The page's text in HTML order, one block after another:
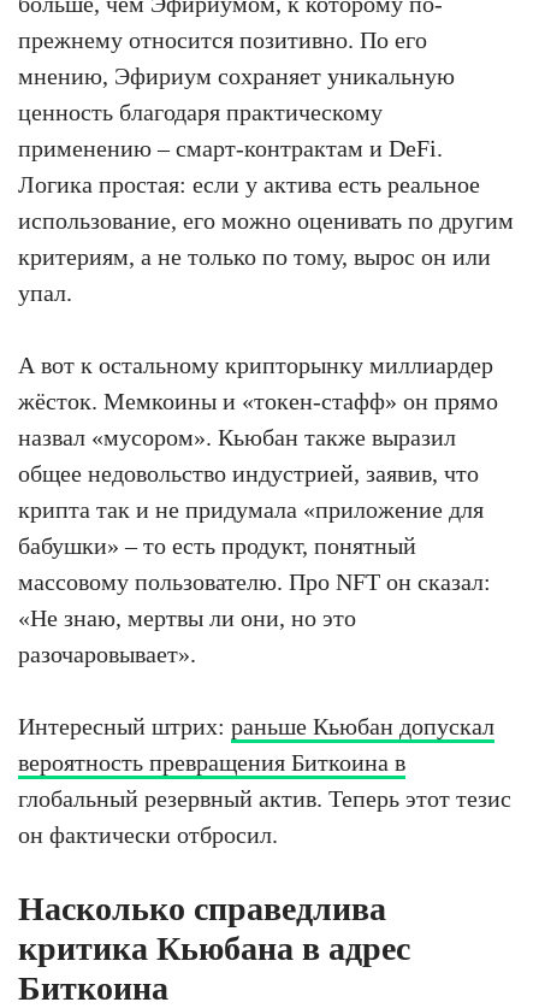
прежнему относится позитивно. По его
мнению, Эфириум сохраняет уникальную
ценность благодаря практическому
применению – смарт-контрактам и DeFi.
Логика простая: если у актива есть реальное
использование, его можно оценивать по другим
критериям, а не только по тому, вырос он или
упал.
А вот к остальному крипторынку миллиардер
жёсток. Мемкоины и «токен-стафф» он прямо
назвал «мусором». Кьюбан также выразил
общее недовольство индустрией, заявив, что
крипта так и не придумала «приложение для
бабушки» – то есть продукт, понятный
массовому пользователю. Про NFT он сказал:
«Не знаю, мертвы ли они, но это
разочаровывает».
Интересный штрих: раньше Кьюбан допускал
вероятность превращения Биткоина в
глобальный резервный актив. Теперь этот тезис
он фактически отбросил.
Насколько справедлива
критика Кьюбана в адрес
Биткоина